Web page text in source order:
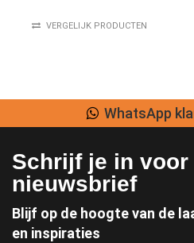
VERGELIJK PRODUCTEN
WhatsApp
Schrijf je in voor
nieuwsbrief
Blijf op de hoogte van de
en inspiraties